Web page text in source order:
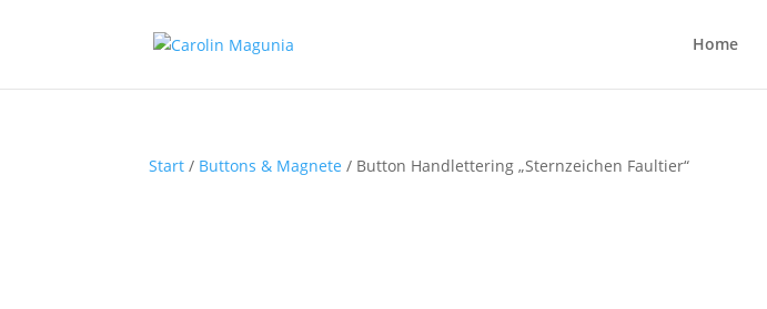
Home
Start / Buttons & Magnete / Button Handlettering „Sternzeichen Faultier“